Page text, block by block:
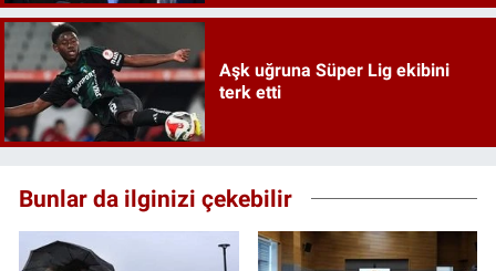
Aşk uğruna Süper Lig ekibini
terk etti
Bunlar da ilginizi çekebilir